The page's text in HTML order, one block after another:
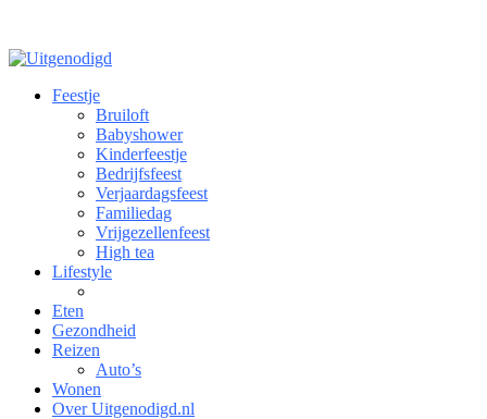
Feestje
Bruiloft
Babyshower
Kinderfeestje
Bedrijfsfeest
Verjaardagsfeest
Familiedag
Vrijgezellenfeest
High tea
Lifestyle
Eten
Gezondheid
Reizen
Auto’s
Wonen
Over Uitgenodigd.nl